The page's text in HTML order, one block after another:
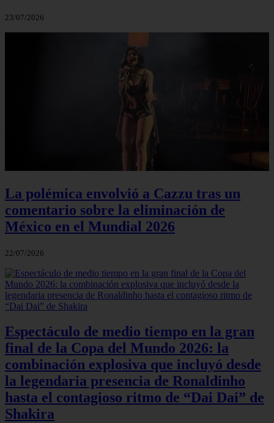
23/07/2026
La polémica envolvió a Cazzu tras un
comentario sobre la eliminación de
México en el Mundial 2026
22/07/2026
Espectáculo de medio tiempo en la gran
final de la Copa del Mundo 2026: la
combinación explosiva que incluyó desde
la legendaria presencia de Ronaldinho
hasta el contagioso ritmo de “Dai Dai” de
Shakira